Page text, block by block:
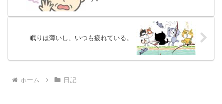
眠りは薄いし、いつも疲れている。
ホーム 日記